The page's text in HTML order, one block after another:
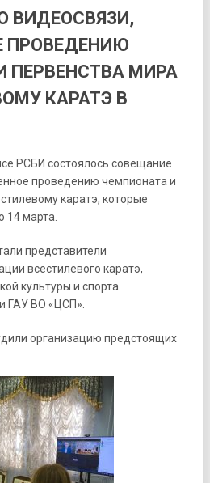
ВИДЕОСВЯЗИ,
ПРОВЕДЕНИЮ
ПЕРВЕНСТВА МИРА
КАРАТЭ В
РСБИ состоялось совещание
проведению чемпионата и
каратэ, которые
14 марта.
представители
всестилевого каратэ,
культуры и спорта
ГАУ ВО «ЦСП».
организацию предстоящих